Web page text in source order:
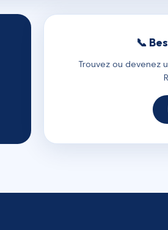
📞
Trouvez ou devenez